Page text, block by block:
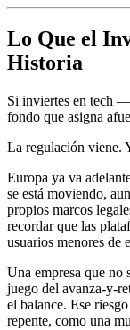
Lo Que el
Historia
Si inviertes en tech
fondo que asigna
La regulación viene.
Europa ya va
se está moviendo,
propios marcos
recordar que las
usuarios menores de
Una empresa que no
juego del avanza-y-
el balance. Ese
repente, como una